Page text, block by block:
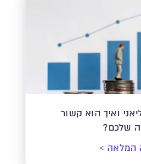
ואיך הוא קשור
שלכם?
המלאה >